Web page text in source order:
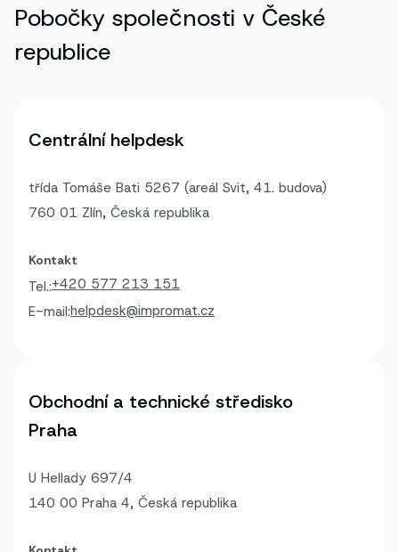
Pobočky společnosti v České
republice
Centrální helpdesk
třída Tomáše Bati 5267 (areál Svit, 41. budova)
760 01 Zlín, Česká republika
Kontakt
Tel.:+420 577 213 151
E-mail:helpdesk@impromat.cz
Obchodní a technické středisko
Praha
U Hellady 697/4
140 00 Praha 4, Česká republika